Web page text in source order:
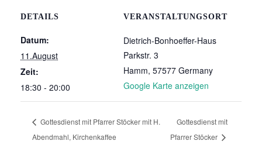
DETAILS
Datum:
11.August
Zeit:
18:30 - 20:00
VERANSTALTUNGSORT
Dietrich-Bonhoeffer-Haus
Parkstr. 3
Hamm, 57577 Germany
Google Karte anzeigen
Gottesdienst mit Pfarrer Stöcker mit H.
Abendmahl, Kirchenkaffee
Gottesdienst mit
Pfarrer Stöcker